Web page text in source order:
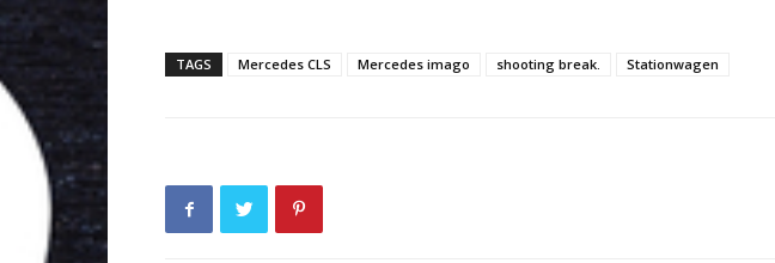
TAGS Mercedes CLS Mercedes imago shooting break. Stationwagen